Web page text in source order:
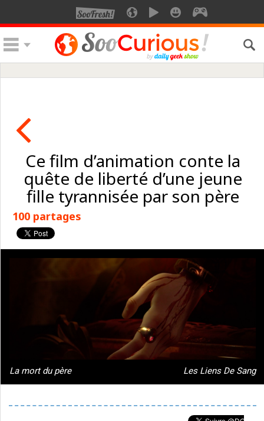
Ce film d’animation conte la
quête de liberté d’une jeune
fille tyrannisée par son père
100 partages
La mort du père Les Liens De Sang